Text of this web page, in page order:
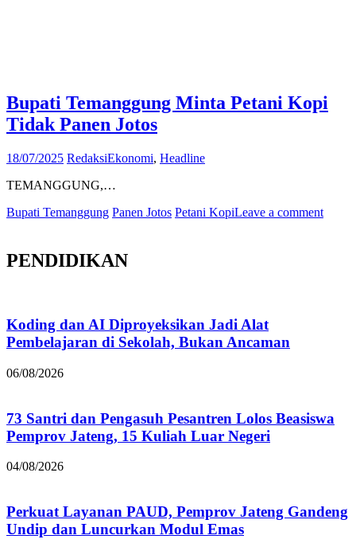
Bupati Temanggung Minta Petani Kopi
Tidak Panen Jotos
18/07/2025 RedaksiEkonomi, Headline
TEMANGGUNG,…
Bupati Temanggung Panen Jotos Petani KopiLeave a comment
PENDIDIKAN
Koding dan AI Diproyeksikan Jadi Alat
Pembelajaran di Sekolah, Bukan Ancaman
06/08/2026
73 Santri dan Pengasuh Pesantren Lolos Beasiswa
Pemprov Jateng, 15 Kuliah Luar Negeri
04/08/2026
Perkuat Layanan PAUD, Pemprov Jateng Gandeng
Undip dan Luncurkan Modul Emas